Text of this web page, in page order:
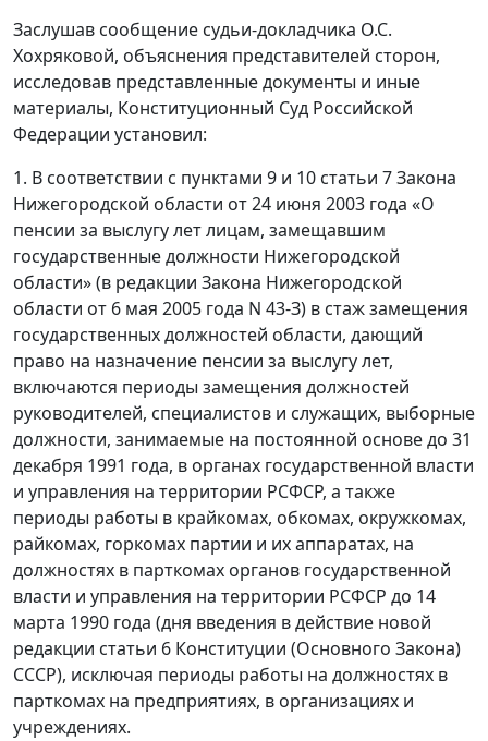
Заслушав сообщение судьи-докладчика О.С.
Хохряковой, объяснения представителей сторон,
исследовав представленные документы и иные
материалы, Конституционный Суд Российской
Федерации установил:
1. В соответствии с пунктами 9 и 10 статьи 7 Закона
Нижегородской области от 24 июня 2003 года «О
пенсии за выслугу лет лицам, замещавшим
государственные должности Нижегородской
области» (в редакции Закона Нижегородской
области от 6 мая 2005 года N 43-З) в стаж замещения
государственных должностей области, дающий
право на назначение пенсии за выслугу лет,
включаются периоды замещения должностей
руководителей, специалистов и служащих, выборные
должности, занимаемые на постоянной основе до 31
декабря 1991 года, в органах государственной власти
и управления на территории РСФСР, а также
периоды работы в крайкомах, обкомах, окружкомах,
райкомах, горкомах партии и их аппаратах, на
должностях в парткомах органов государственной
власти и управления на территории РСФСР до 14
марта 1990 года (дня введения в действие новой
редакции статьи 6 Конституции (Основного Закона)
СССР), исключая периоды работы на должностях в
парткомах на предприятиях, в организациях и
учреждениях.